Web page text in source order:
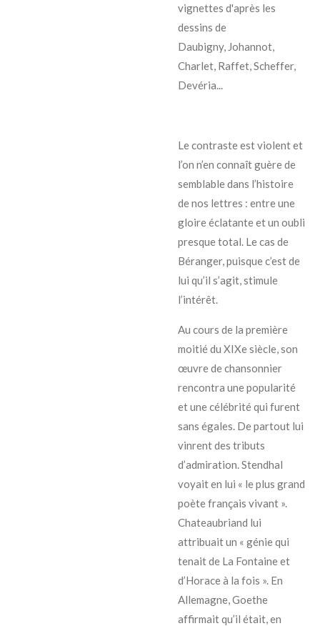
vignettes d'après les
dessins de
Daubigny, Johannot,
Charlet, Raffet, Scheffer,
Devéria...
Le contraste est violent et
l’on n’en connaît guère de
semblable dans l’histoire
de nos lettres : entre une
gloire éclatante et un oubli
presque total. Le cas de
Béranger, puisque c’est de
lui qu’il s’agit, stimule
l’intérêt.
Au cours de la première
moitié du XIXe siècle, son
œuvre de chansonnier
rencontra une popularité
et une célébrité qui furent
sans égales. De partout lui
vinrent des tributs
d’admiration. Stendhal
voyait en lui « le plus grand
poète français vivant ».
Chateaubriand lui
attribuait un « génie qui
tenait de La Fontaine et
d’Horace à la fois ». En
Allemagne, Goethe
affirmait qu’il était, en